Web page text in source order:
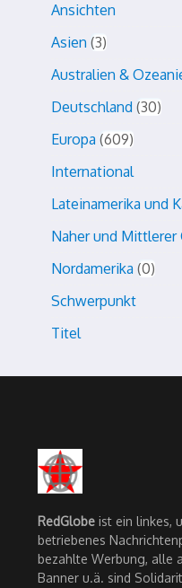
Ansichten
Asien 3
Australien &
Deutschland 30
Europa 609
International
Lateinamerika und
Naher und Mittlerer
Nordamerika 0
Schwerpunkt
Titel
RedGlobe ist ein linkes,
betriebenes
bezahlte Werbung, alle
Banner u.ä. sind